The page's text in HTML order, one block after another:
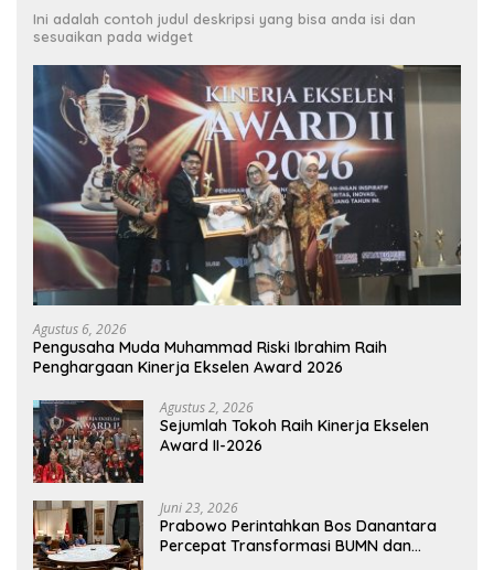
Ini adalah contoh judul deskripsi yang bisa anda isi dan
sesuaikan pada widget
Agustus 6, 2026
Pengusaha Muda Muhammad Riski Ibrahim Raih
Penghargaan Kinerja Ekselen Award 2026
Agustus 2, 2026
Sejumlah Tokoh Raih Kinerja Ekselen
Award II-2026
Juni 23, 2026
Prabowo Perintahkan Bos Danantara
Percepat Transformasi BUMN dan